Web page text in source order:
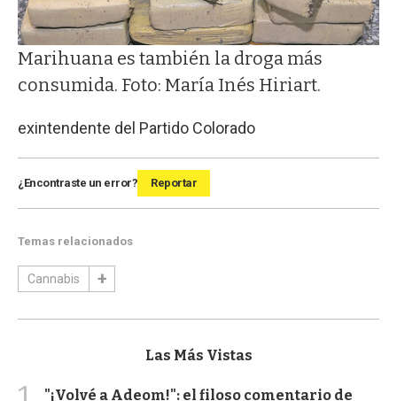
Marihuana es también la droga más
consumida. Foto: María Inés Hiriart.
exintendente del Partido Colorado
¿Encontraste un error? Reportar
Temas relacionados
Cannabis
Las Más Vistas
"¡Volvé a Adeom!": el filoso comentario de